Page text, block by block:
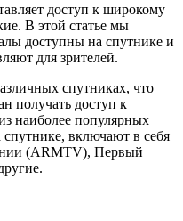
доступ к широкому
В этой статье мы
доступны на спутнике и
для зрителей.
спутниках, что
получать доступ к
наиболее популярных
включают в себя
(ARMTV), Первый